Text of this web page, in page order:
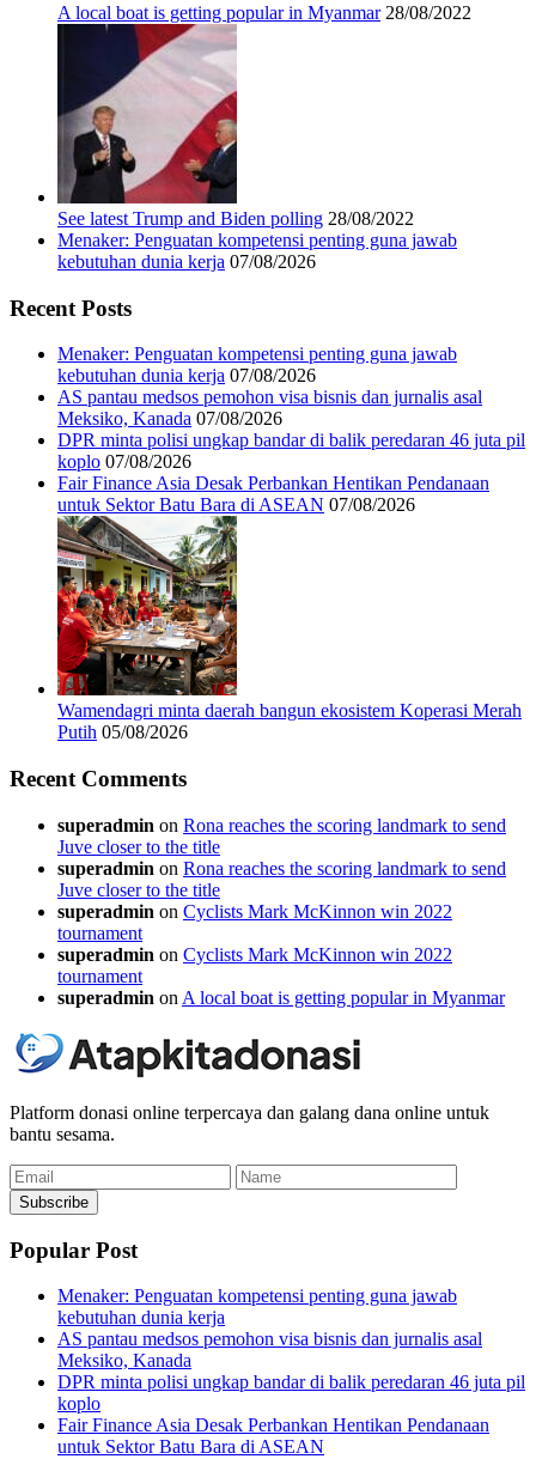
A local boat is getting popular in Myanmar 28/08/2022
See latest Trump and Biden polling 28/08/2022
Menaker: Penguatan kompetensi penting guna jawab
kebutuhan dunia kerja 07/08/2026
Recent Posts
Menaker: Penguatan kompetensi penting guna jawab
kebutuhan dunia kerja 07/08/2026
AS pantau medsos pemohon visa bisnis dan jurnalis asal
Meksiko, Kanada 07/08/2026
DPR minta polisi ungkap bandar di balik peredaran 46 juta pil
koplo 07/08/2026
Fair Finance Asia Desak Perbankan Hentikan Pendanaan
untuk Sektor Batu Bara di ASEAN 07/08/2026
Wamendagri minta daerah bangun ekosistem Koperasi Merah
Putih 05/08/2026
Recent Comments
superadmin on Rona reaches the scoring landmark to send
Juve closer to the title
superadmin on Rona reaches the scoring landmark to send
Juve closer to the title
superadmin on Cyclists Mark McKinnon win 2022
tournament
superadmin on Cyclists Mark McKinnon win 2022
tournament
superadmin on A local boat is getting popular in Myanmar
Platform donasi online terpercaya dan galang dana online untuk
bantu sesama.
Email
Name
Subscribe
Popular Post
Menaker: Penguatan kompetensi penting guna jawab
kebutuhan dunia kerja
AS pantau medsos pemohon visa bisnis dan jurnalis asal
Meksiko, Kanada
DPR minta polisi ungkap bandar di balik peredaran 46 juta pil
koplo
Fair Finance Asia Desak Perbankan Hentikan Pendanaan
untuk Sektor Batu Bara di ASEAN